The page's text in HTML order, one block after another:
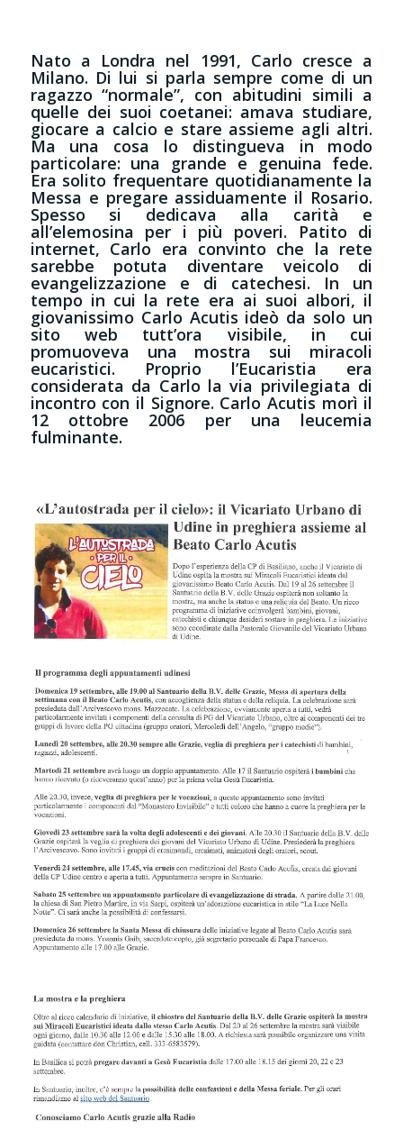
Nato a Londra nel 1991, Carlo cresce a
Milano. Di lui si parla sempre come di un
ragazzo “normale”, con abitudini simili a
quelle dei suoi coetanei: amava studiare,
giocare a calcio e stare assieme agli altri.
Ma una cosa lo distingueva in modo
particolare: una grande e genuina fede.
Era solito frequentare quotidianamente la
Messa e pregare assiduamente il Rosario.
Spesso si dedicava alla carità e
all’elemosina per i più poveri. Patito di
internet, Carlo era convinto che la rete
sarebbe potuta diventare veicolo di
evangelizzazione e di catechesi. In un
tempo in cui la rete era ai suoi albori, il
giovanissimo Carlo Acutis ideò da solo un
sito web tutt’ora visibile, in cui
promuoveva una mostra sui miracoli
eucaristici. Proprio l’Eucaristia era
considerata da Carlo la via privilegiata di
incontro con il Signore. Carlo Acutis morì il
12 ottobre 2006 per una leucemia
fulminante.